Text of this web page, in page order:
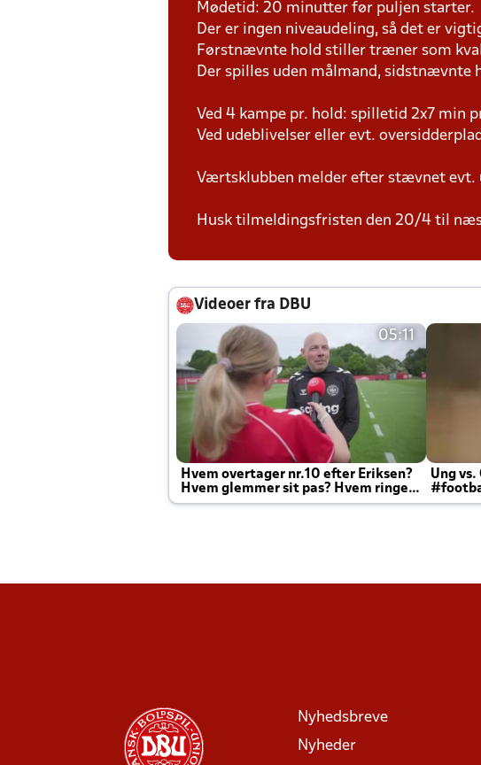
Mødetid: 20 minutter før puljen starter.
Der er ingen niveaudeling, så det er
Førstnævnte hold stiller træner som
Der spilles uden målmand, sidstnævnte
Ved 4 kampe pr. hold: spilletid 2x7 min
Ved udeblivelser eller evt.
Værtsklubben melder efter stævnet evt.
Husk tilmeldingsfristen den 20/4 til
Videoer fra DBU
05:11
Hvem overtager nr.10 efter Eriksen?
Hvem glemmer sit pas? Hvem ringer
Joachim altid til efter kampe?
Ung
Nyhedsbreve
Nyheder